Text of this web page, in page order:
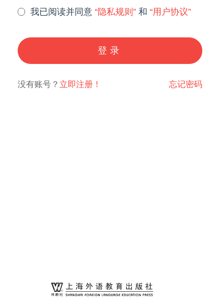
我已阅读并同意“隐私规则” 和“用户协议”
登录
没有账号？ 立即注册！ 忘记密码